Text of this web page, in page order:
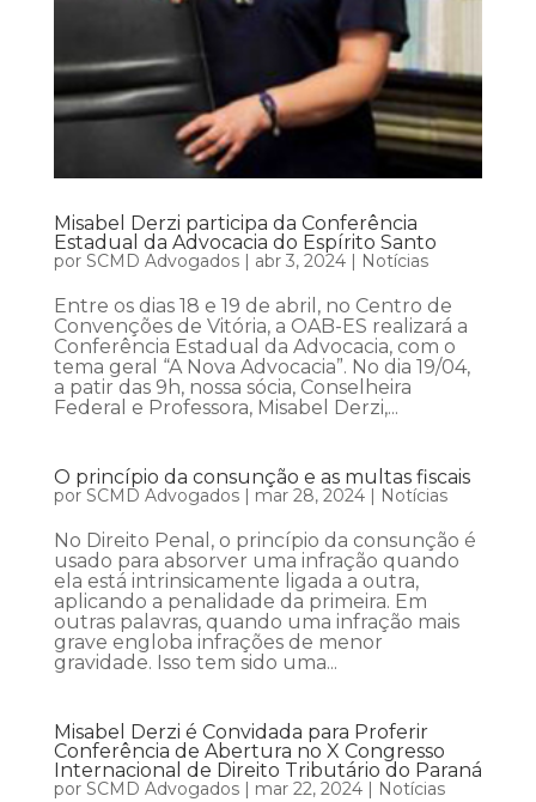
Misabel Derzi participa da Conferência
Estadual da Advocacia do Espírito Santo
por SCMD Advogados| abr 3, 2024| Notícias
Entre os dias 18 e 19 de abril, no Centro de
Convenções de Vitória, a OAB-ES realizará a
Conferência Estadual da Advocacia, com o
tema geral “A Nova Advocacia”. No dia 19/04,
a patir das 9h, nossa sócia, Conselheira
Federal e Professora, Misabel Derzi,...
O princípio da consunção e as multas fiscais
por SCMD Advogados| mar 28, 2024| Notícias
No Direito Penal, o princípio da consunção é
usado para absorver uma infração quando
ela está intrinsicamente ligada a outra,
aplicando a penalidade da primeira. Em
outras palavras, quando uma infração mais
grave engloba infrações de menor
gravidade. Isso tem sido uma...
Misabel Derzi é Convidada para Proferir
Conferência de Abertura no X Congresso
Internacional de Direito Tributário do Paraná
por SCMD Advogados| mar 22, 2024| Notícias